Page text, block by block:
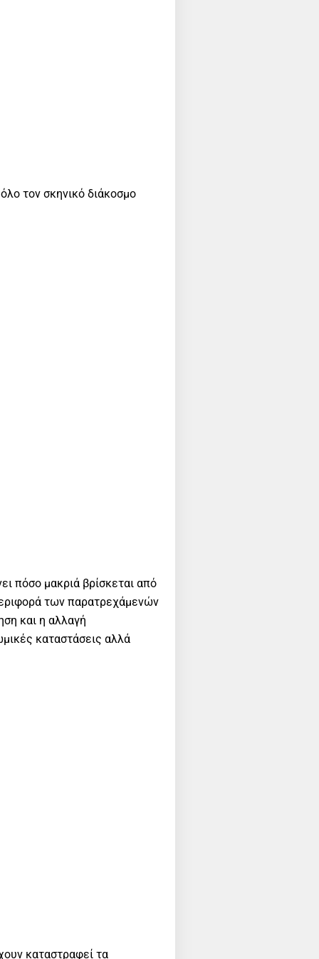
τον σκηνικό διάκοσμο
πόσο μακριά βρίσκεται από
των παρατρεχάμενών
και η αλλαγή
καταστάσεις αλλά
καταστραφεί τα